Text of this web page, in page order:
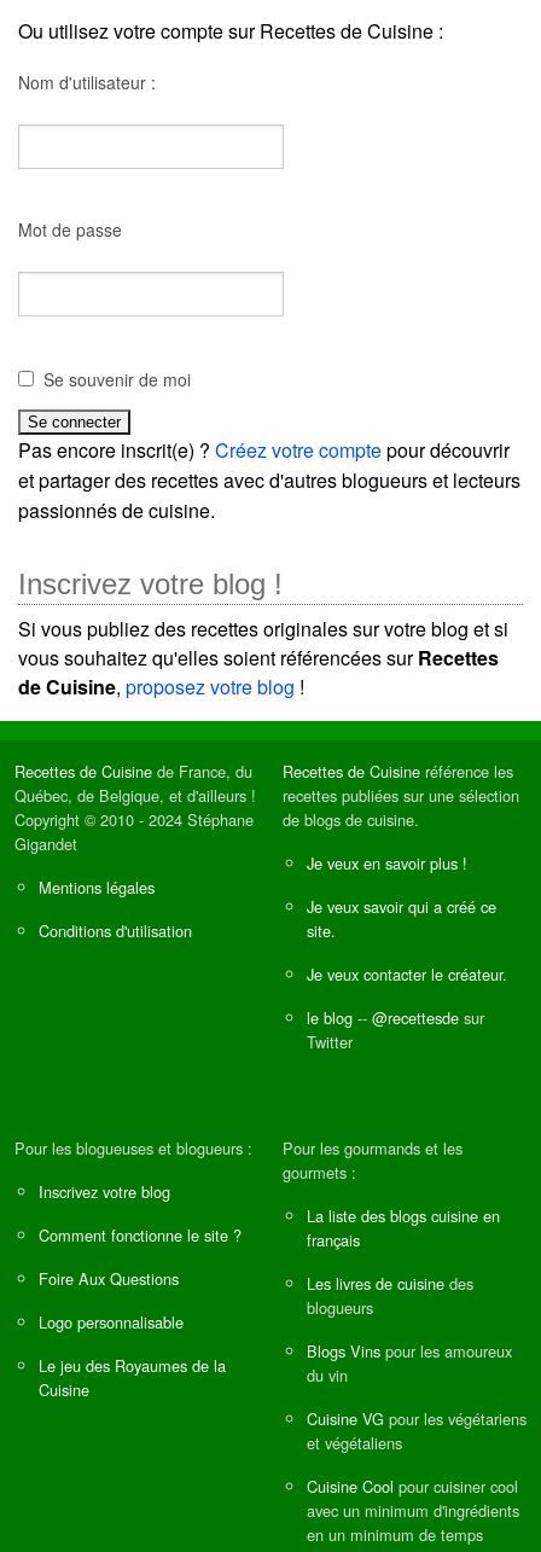
Ou utilisez votre compte sur Recettes de Cuisine :
Nom d'utilisateur :
Mot de passe
Se souvenir de moi
Pas encore inscrit(e) ? Créez votre comptepour découvrir
et partager des recettes avec d'autres blogueurs et lecteurs
passionnés de cuisine.
Inscrivez votre blog !
Si vous publiez des recettes originales sur votre blog et si
vous souhaitez qu'elles soient référencées surRecettes
de Cuisine, proposez votre blog !
Recettes de Cuisine de France, du
Québec, de Belgique, et d'ailleurs !
Copyright © 2010 - 2024 Stéphane
Gigandet
Mentions légales
Conditions d'utilisation
Recettes de Cuisine référence les
recettes publiées sur une sélection
de blogs de cuisine.
Je veux en savoir plus !
Je veux savoir qui a créé ce
site.
Je veux contacter le créateur.
le blog -- @recettesde sur
Twitter
Pour les blogueuses et blogueurs :
Inscrivez votre blog
Comment fonctionne le site ?
Foire Aux Questions
Logo personnalisable
Le jeu des Royaumes de la
Cuisine
Pour les gourmands et les
gourmets :
La liste des blogs cuisine en
français
Les livres de cuisine des
blogueurs
Blogs Vins pour les amoureux
du vin
Cuisine VG pour les végétariens
et végétaliens
Cuisine Cool pour cuisiner cool
avec un minimum d'ingrédients
en un minimum de temps